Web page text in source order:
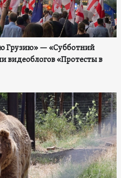
Грузию» — «Субботний
видеоблогов «Протесты в